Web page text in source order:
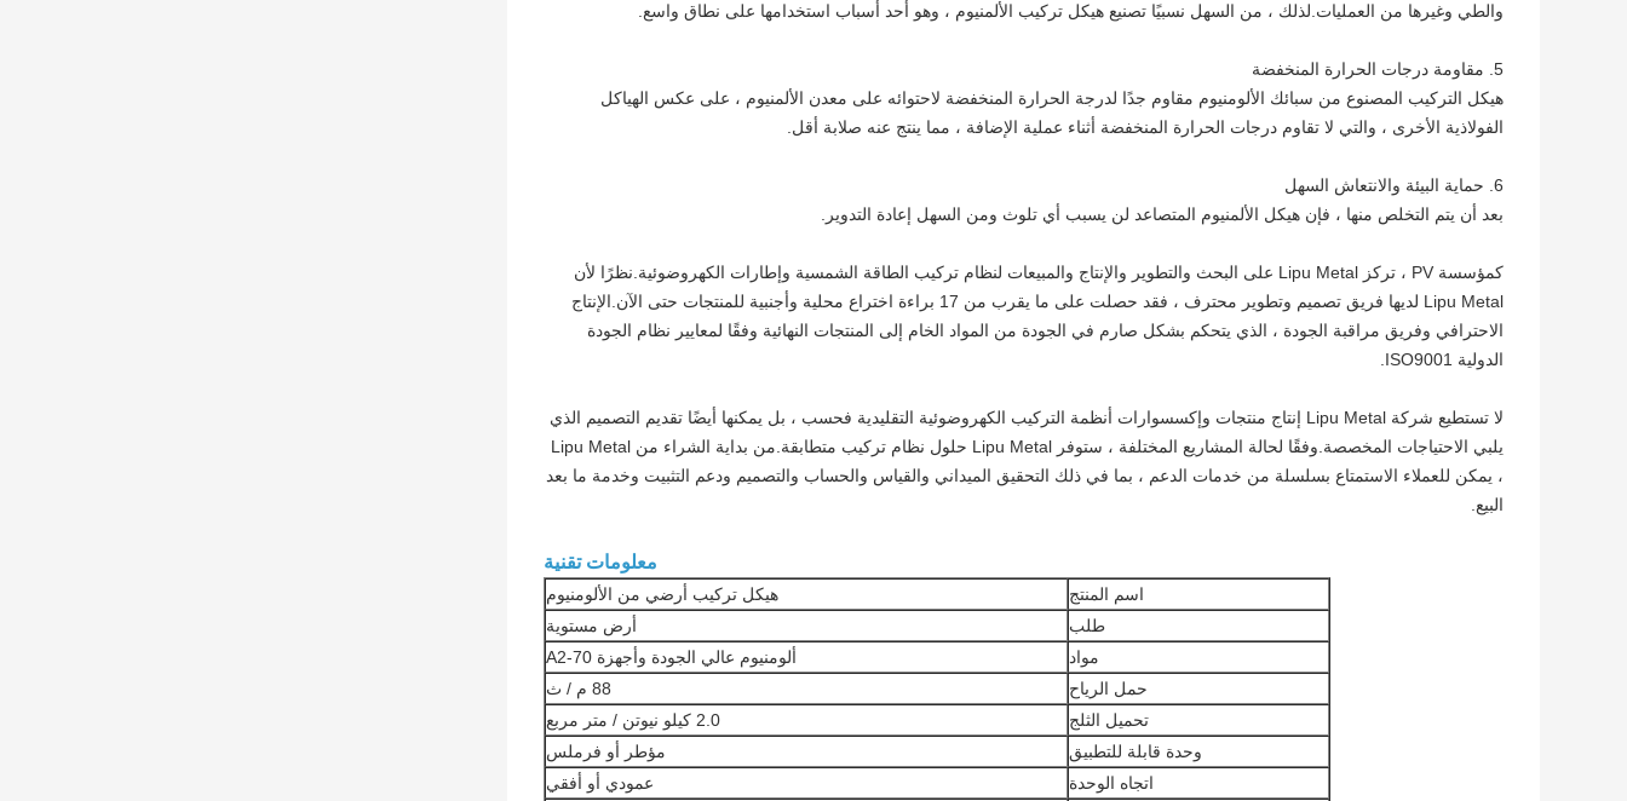
والطي وغيرها من العمليات.لذلك ، من السهل نسبيًا تصنيع هيكل تركيب الألمنيوم ، وهو أحد أسباب استخدامها على نطاق واسع.
5. مقاومة درجات الحرارة المنخفضة
هيكل التركيب المصنوع من سبائك الألومنيوم مقاوم جدًا لدرجة الحرارة المنخفضة لاحتوائه على معدن الألمنيوم ، على عكس الهياكل
الفولاذية الأخرى ، والتي لا تقاوم درجات الحرارة المنخفضة أثناء عملية الإضافة ، مما ينتج عنه صلابة أقل.
6. حماية البيئة والانتعاش السهل
بعد أن يتم التخلص منها ، فإن هيكل الألمنيوم المتصاعد لن يسبب أي تلوث ومن السهل إعادة التدوير.
كمؤسسة PV ، تركز Lipu Metal على البحث والتطوير والإنتاج والمبيعات لنظام تركيب الطاقة الشمسية وإطارات الكهروضوئية.نظرًا لأن
Lipu Metal لديها فريق تصميم وتطوير محترف ، فقد حصلت على ما يقرب من 17 براءة اختراع محلية وأجنبية للمنتجات حتى الآن.الإنتاج
الاحترافي وفريق مراقبة الجودة ، الذي يتحكم بشكل صارم في الجودة من المواد الخام إلى المنتجات النهائية وفقًا لمعايير نظام الجودة
الدولية ISO9001.
لا تستطيع شركة Lipu Metal إنتاج منتجات وإكسسوارات أنظمة التركيب الكهروضوئية التقليدية فحسب ، بل يمكنها أيضًا تقديم التصميم الذي
يلبي الاحتياجات المخصصة.وفقًا لحالة المشاريع المختلفة ، ستوفر Lipu Metal حلول نظام تركيب متطابقة.من بداية الشراء من Lipu Metal
، يمكن للعملاء الاستمتاع بسلسلة من خدمات الدعم ، بما في ذلك التحقيق الميداني والقياس والحساب والتصميم ودعم التثبيت وخدمة ما بعد
البيع.
معلومات تقنية
اسم المنتج
هيكل تركيب أرضي من الألومنيوم
طلب
أرض مستوية
مواد
ألومنيوم عالي الجودة وأجهزة A2-70
حمل الرياح
88 م / ث
تحميل الثلج
2.0 كيلو نيوتن / متر مربع
وحدة قابلة للتطبيق
مؤطر أو فرملس
اتجاه الوحدة
عمودي أو أفقي